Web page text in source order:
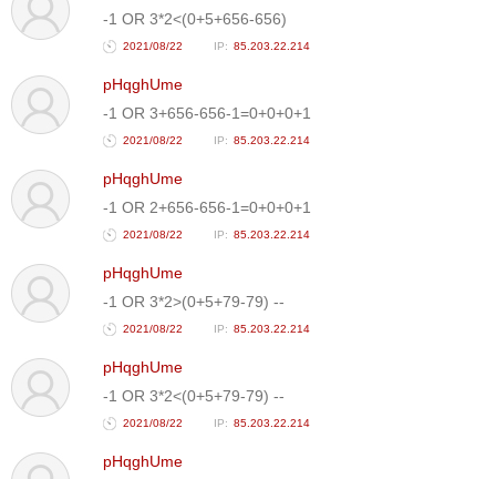
-1 OR 3*2<(0+5+656-656)
2021/08/22 85.203.22.214
pHqghUme
-1 OR 3+656-656-1=0+0+0+1
2021/08/22 85.203.22.214
pHqghUme
-1 OR 2+656-656-1=0+0+0+1
2021/08/22 85.203.22.214
pHqghUme
-1 OR 3*2>(0+5+79-79) --
2021/08/22 85.203.22.214
pHqghUme
-1 OR 3*2<(0+5+79-79) --
2021/08/22 85.203.22.214
pHqghUme